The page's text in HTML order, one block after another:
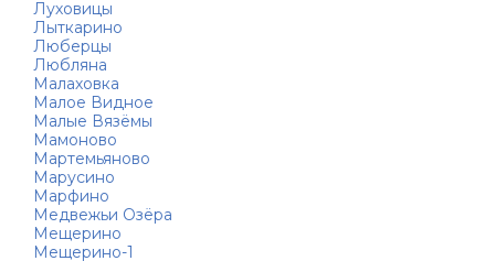
Луховицы
Лыткарино
Люберцы
Любляна
Малаховка
Малое Видное
Малые Вязёмы
Мамоново
Мартемьяново
Марусино
Марфино
Медвежьи Озёра
Мещерино
Мещерино-1